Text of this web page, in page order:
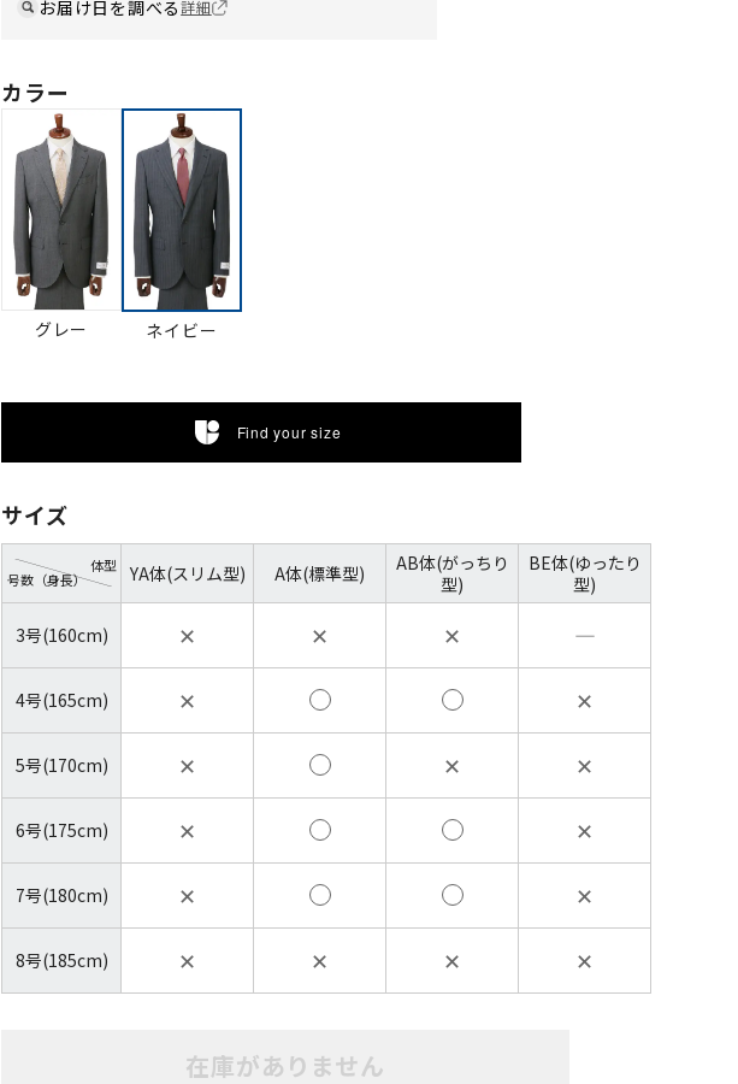
お届け日を調べる詳細
カラー
グレー ネイビー
Find your size
サイズ
号数（身長）
体型 YA体(スリム型) A体(標準型)
AB体(がっちり
型)
BE体(ゆったり
型)
3号(160cm) ✕ ✕ ✕ ―
4号(165cm) ✕ ✕
5号(170cm) ✕ ✕ ✕
6号(175cm) ✕ ✕
7号(180cm) ✕ ✕
8号(185cm) ✕ ✕ ✕ ✕
在庫がありません